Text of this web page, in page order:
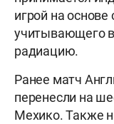
игрой на основе
учитывающего
радиацию.
Ранее матч
перенесли на
Мехико. Также